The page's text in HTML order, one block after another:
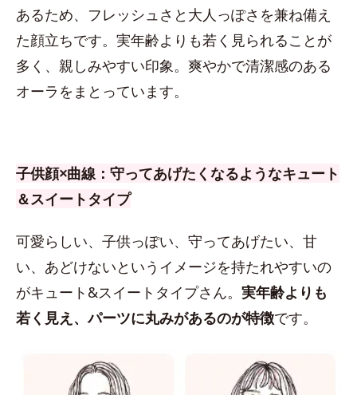
あるため、フレッシュさと大人っぽさを兼ね備え
た顔立ちです。実年齢よりも若く見られることが
多く、親しみやすい印象。爽やかで清潔感のある
オーラをまとっています。
子供顔×曲線：守ってあげたくなるようなキュート
＆スイートタイプ
可愛らしい、子供っぽい、守ってあげたい、甘
い、あどけないというイメージを持たれやすいの
がキュート&スイートタイプさん。 実年齢よりも
若く見え、パーツに丸みがあるのが特徴です。